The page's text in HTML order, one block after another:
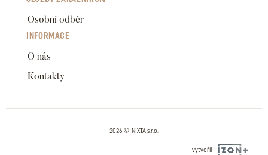
Osobní odběr
INFORMACE
O nás
Kontakty
2026 © NIXTA s.r.o.
vytvořil